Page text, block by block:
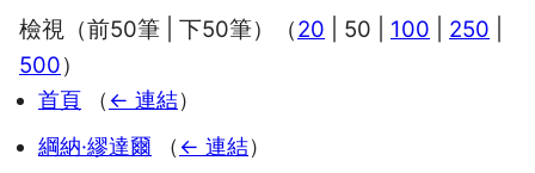
檢視（前50筆 下50筆）（20 50 100 250
500）
首頁 （ ← 連結）
綱納·繆達爾
（ ← 連結）